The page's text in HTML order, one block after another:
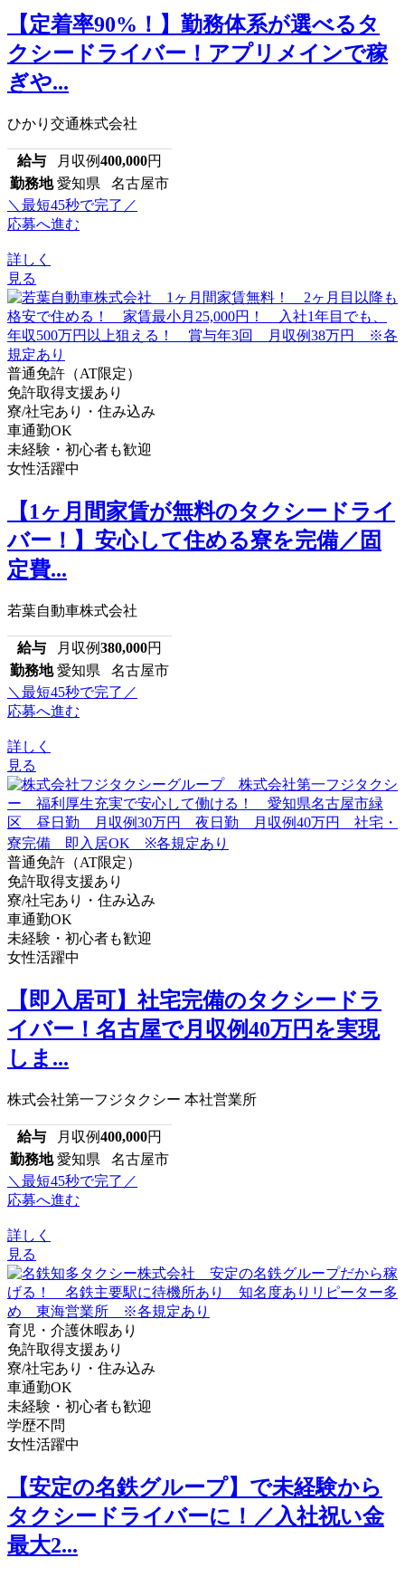
【定着率90%！】勤務体系が選べるタ
クシードライバー！アプリメインで稼
ぎや...
ひかり交通株式会社
給与 月収例400,000円
勤務地 愛知県 名古屋市
＼最短45秒で完了／
応募へ進む
詳しく
見る
普通免許（AT限定）
免許取得支援あり
寮/社宅あり・住み込み
車通勤OK
未経験・初心者も歓迎
女性活躍中
【1ヶ月間家賃が無料のタクシードライ
バー！】安心して住める寮を完備／固
定費...
若葉自動車株式会社
給与 月収例380,000円
勤務地 愛知県 名古屋市
＼最短45秒で完了／
応募へ進む
詳しく
見る
普通免許（AT限定）
免許取得支援あり
寮/社宅あり・住み込み
車通勤OK
未経験・初心者も歓迎
女性活躍中
【即入居可】社宅完備のタクシードラ
イバー！名古屋で月収例40万円を実現
しま...
株式会社第一フジタクシー 本社営業所
給与 月収例400,000円
勤務地 愛知県 名古屋市
＼最短45秒で完了／
応募へ進む
詳しく
見る
育児・介護休暇あり
免許取得支援あり
寮/社宅あり・住み込み
車通勤OK
未経験・初心者も歓迎
学歴不問
女性活躍中
【安定の名鉄グループ】で未経験から
タクシードライバーに！／入社祝い金
最大2...